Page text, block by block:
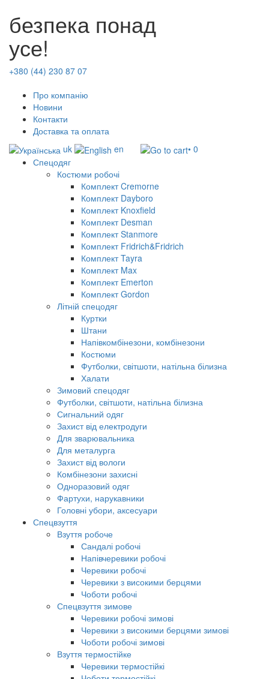
безпека понад
усе!
+380 (44) 230 87 07
Про компанію
Новини
Контакти
Доставка та оплата
uk
en
• 0
Спецодяг
Костюми робочі
Комплект Cremorne
Комплект Dayboro
Комплект Knoxfield
Комплект Desman
Комплект Stanmore
Комплект Fridrich&Fridrich
Комплект Tayra
Комплект Max
Комплект Emerton
Комплект Gordon
Літній спецодяг
Куртки
Штани
Напівкомбінезони, комбінезони
Костюми
Футболки, світшоти, натільна білизна
Халати
Зимовий спецодяг
Футболки, світшоти, натільна білизна
Сигнальний одяг
Захист від електродуги
Для зварювальника
Для металурга
Захист від вологи
Комбінезони захисні
Одноразовий одяг
Фартухи, нарукавники
Головні убори, аксесуари
Спецвзуття
Взуття робоче
Сандалі робочі
Напівчеревики робочі
Черевики робочі
Черевики з високими берцями
Чоботи робочі
Спецвзуття зимове
Черевики робочі зимові
Черевики з високими берцями зимові
Чоботи робочі зимові
Взуття термостійке
Черевики термостійкі